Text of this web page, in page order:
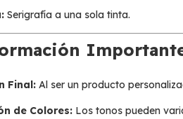
Serigrafía a una sola tinta.
Final: Al ser un producto
de Colores: Los tonos pueden